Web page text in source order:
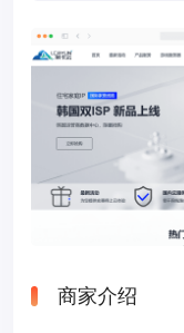
商家介绍